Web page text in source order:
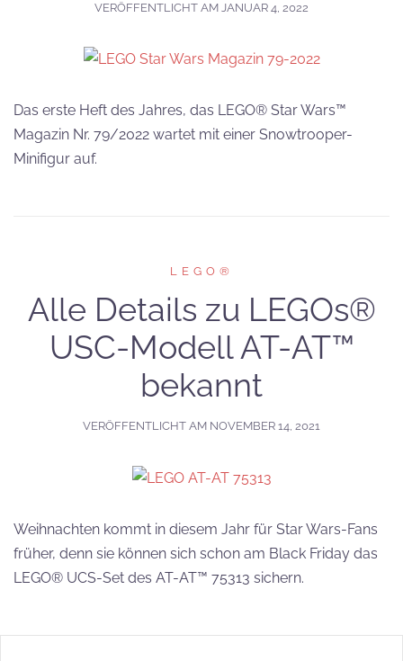
VERÖFFENTLICHT AM JANUAR 4, 2022
Das erste Heft des Jahres, das LEGO® Star Wars™
Magazin Nr. 79/2022 wartet mit einer Snowtrooper-
Minifigur auf.
LEGO®
Alle Details zu LEGOs®
USC-Modell AT-AT™
bekannt
VERÖFFENTLICHT AM NOVEMBER 14, 2021
Weihnachten kommt in diesem Jahr für Star Wars-Fans
früher, denn sie können sich schon am Black Friday das
LEGO® UCS-Set des AT-AT™ 75313 sichern.